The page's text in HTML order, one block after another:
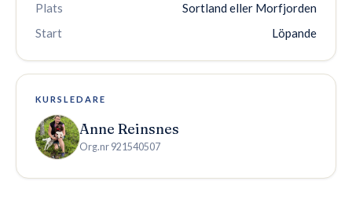
Plats
Sortland eller Morfjorden
Start
Löpande
KURSLEDARE
Anne Reinsnes
Org.nr 921540507